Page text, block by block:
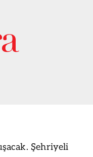
Şehriyeli